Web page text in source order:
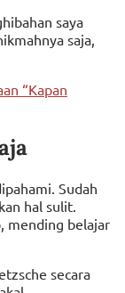
saya
saja,
“Kapan
Sudah
hal sulit.
mending belajar
secara